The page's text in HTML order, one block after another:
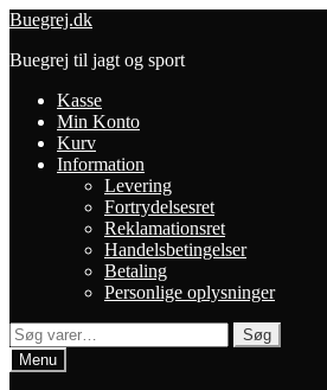
Spring
navigation
Spring
indhold
Buegrej.dk
Buegrej til jagt og sport
Kasse
Min Konto
Kurv
Information
Levering
Fortrydelsesret
Reklamationsret
Handelsbetingelser
Betaling
Personlige oplysninger
Søg
efter:
Søg
Menu